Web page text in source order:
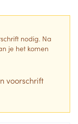
nodig. Na
je het komen
voorschrift